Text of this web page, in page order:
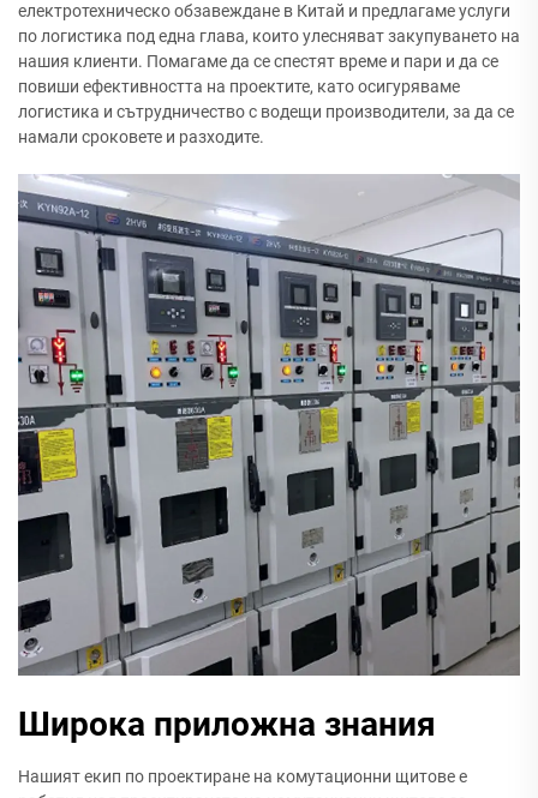
електротехническо обзавеждане в Китай и предлагаме услуги
по логистика под една глава, които улесняват закупуването на
нашия клиенти. Помагаме да се спестят време и пари и да се
повиши ефективността на проектите, като осигуряваме
логистика и сътрудничество с водещи производители, за да се
намали сроковете и разходите.
Широка приложна знания
Нашият екип по проектиране на комутационни щитове е